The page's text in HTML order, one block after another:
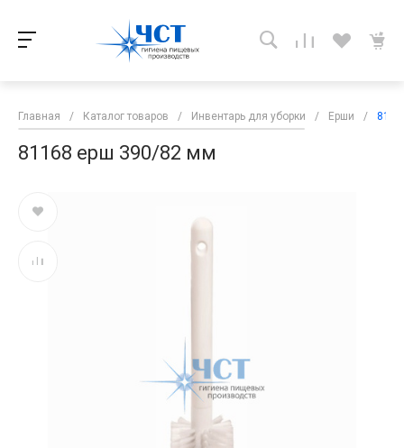
Главная / Каталог товаров / Инвентарь для уборки / Ерши /
81168 ерш 390/82 мм